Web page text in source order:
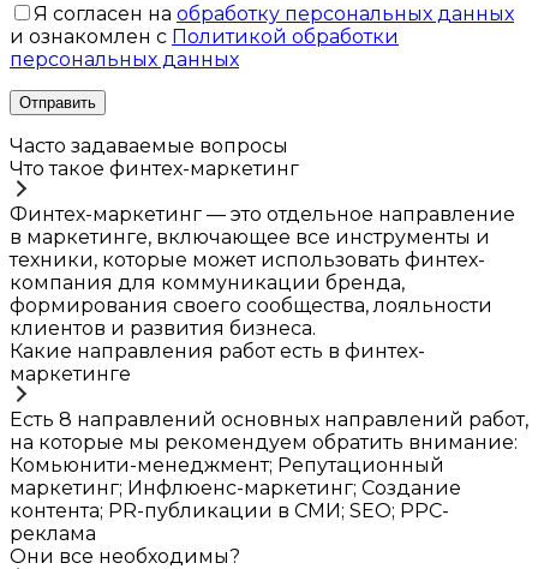
Я согласен на обработку персональных данных
и ознакомлен с Политикой обработки
персональных данных
Часто задаваемые вопросы
Что такое финтех-маркетинг
Финтех-маркетинг — это отдельное направление
в маркетинге, включающее все инструменты и
техники, которые может использовать финтех-
компания для коммуникации бренда,
формирования своего сообщества, лояльности
клиентов и развития бизнеса.
Какие направления работ есть в финтех-
маркетинге
Есть 8 направлений основных направлений работ,
на которые мы рекомендуем обратить внимание:
Комьюнити-менеджмент; Репутационный
маркетинг; Инфлюенс-маркетинг; Создание
контента; PR-публикации в СМИ; SEO; PPC-
реклама
Они все необходимы?